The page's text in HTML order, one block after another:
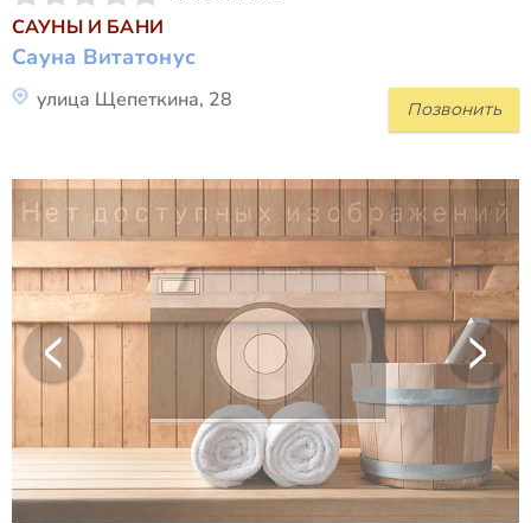
САУНЫ И БАНИ
Сауна Витатонус
Позвонить
улица Щепеткина, 28